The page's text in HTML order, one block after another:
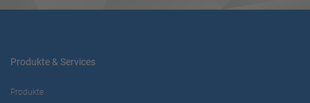
Produkte & Services
Produkte